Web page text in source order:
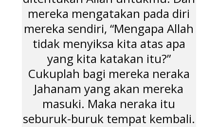
mereka mengatakan pada diri
mereka sendiri, “Mengapa Allah
tidak menyiksa kita atas apa
yang kita katakan itu?”
Cukuplah bagi mereka neraka
Jahanam yang akan mereka
masuki. Maka neraka itu
seburuk-buruk tempat kembali.